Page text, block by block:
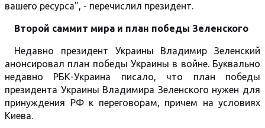
вашего ресурса", - перечислил президент.
Второй саммит мира и план победы Зеленского
Недавно президент Украины Владимир Зеленский
анонсировал план победы Украины в войне. Буквально
недавно РБК-Украина писало, что план победы
президента Украины Владимира Зеленского нужен для
принуждения РФ к переговорам, причем на условиях
Киева.